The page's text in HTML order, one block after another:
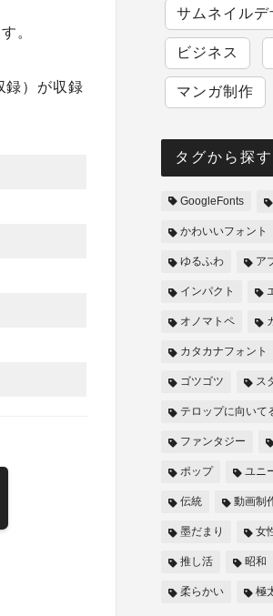
。
録）が収録
サムネイルデ
ビジネス
マンガ制作
タグから探す
GoogleFonts
かわいいフォント
ゆるふわ ア
インパクト
オノマトペ
カタカナフォント
ゴツゴツ ス
テロップに向いて
ファンタジー
ポップ ユニ
伝統 動画制
墨だまり 女
推し活 昭和
柔らかい 極